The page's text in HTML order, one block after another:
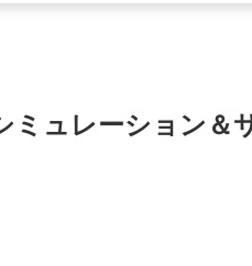
ミュレーション